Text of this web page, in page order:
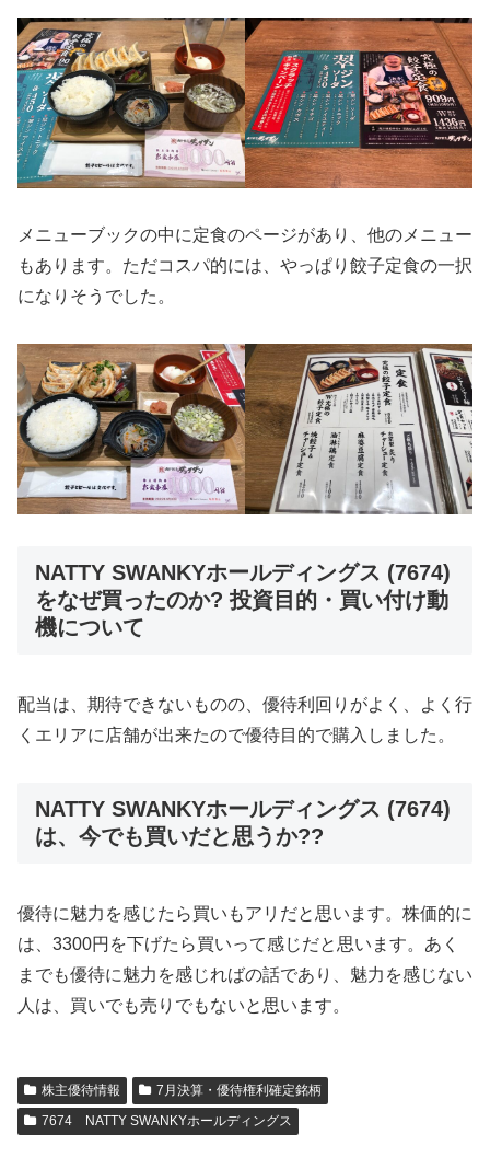
メニューブックの中に定食のページがあり、他のメニュー
もあります。ただコスパ的には、やっぱり餃子定食の一択
になりそうでした。
NATTY SWANKYホールディングス (7674)
をなぜ買ったのか? 投資目的・買い付け動
機について
配当は、期待できないものの、優待利回りがよく、よく行
くエリアに店舗が出来たので優待目的で購入しました。
NATTY SWANKYホールディングス (7674)
は、今でも買いだと思うか??
優待に魅力を感じたら買いもアリだと思います。株価的に
は、3300円を下げたら買いって感じだと思います。あく
までも優待に魅力を感じればの話であり、魅力を感じない
人は、買いでも売りでもないと思います。
株主優待情報
7月決算・優待権利確定銘柄
7674 NATTY SWANKYホールディングス